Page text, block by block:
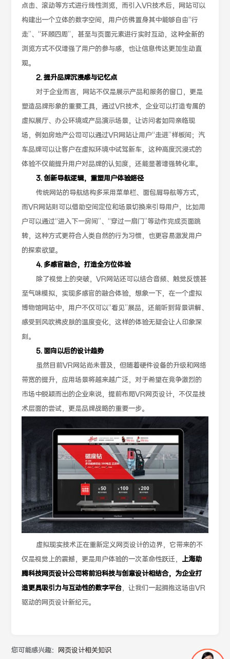
点击、滚动等方式进行线性浏览，而引入VR技术后，网站可以
构建出一个立体的数字空间，用户仿佛置身其中能够自由“行
走”、“环顾四周”，甚至与页面元素进行实时互动，这种全新的
浏览方式不仅增强了用户的参与感，也让信息传达更加生动直
观。
2. 提升品牌沉浸感与记忆点
对于企业而言，网站不仅是展示产品和服务的窗口，更是
塑造品牌形象的重要工具，通过VR技术，企业可以打造专属的
虚拟展厅、办公环境或产品演示场景，让访问者如同亲临现
场，例如房地产公司可以通过VR网站让用户“走进”样板间；汽
车品牌可以让客户在虚拟环境中试驾新车，这种高度沉浸式的
体验不仅能提升用户对品牌的认知度，还能显著增强转化率。
3. 创新导航逻辑，重塑用户体验路径
传统网站的导航结构多采用菜单栏、面包屑导航等方式，
而VR网站则可以借助空间定位和场景切换来引导用户，比如用
户可以通过“进入下一房间”、“穿过一扇门”等动作完成页面跳
转，这种方式更符合人类自然的行为习惯，也更容易激发用户
的探索欲望。
4. 多感官融合，打造全方位体验
除了视觉上的突破，VR网站还可以结合音频、触觉反馈甚
至气味模拟，实现多感官的融合体验，想象一下，在一个虚拟
博物馆网站中，用户不仅可以“看见”展品，还能听到背景讲解、
感受到风吹拂皮肤的温度变化，这样的体验无疑会让人印象深
刻。
5. 面向以后的设计趋势
虽然目前VR网站尚未普及，但随着硬件设备的升级和网络
带宽的提升，应用场景将越来越广泛，对于希望在竞争激烈的
市场中脱颖而出的企业来说，提前布局VR网页设计，不仅是技
术层面的尝试，更是品牌战略的重要一步。
虚拟现实技术正在重新定义网页设计的边界，它带来的不
仅是视觉上的震撼，更是用户体验的一次革命性跃迁， 上海助
腾科技网页设计公司将前沿科技与创意设计相结合，为企业打
造更具吸引力与互动性的数字平台，让我们一起拥抱这场由VR
驱动的网页设计新纪元。
您可能感兴趣： 网页设计相关知识